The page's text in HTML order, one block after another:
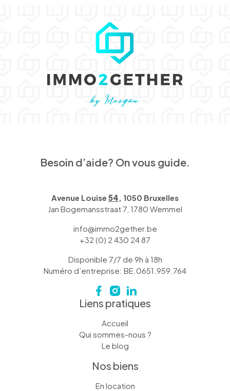
Besoin d’aide? On vous guide.
Avenue Louise 54 , 1050 Bruxelles
Jan Bogemansstraat 7, 1780 Wemmel
info@immo2gether.be
+32 (0) 2 430 24 87
Disponible 7/7 de 9h à 18h
Numéro d’entreprise: BE.0651.959.764
Liens pratiques
Accueil
Qui sommes-nous ?
Le blog
Nos biens
En location